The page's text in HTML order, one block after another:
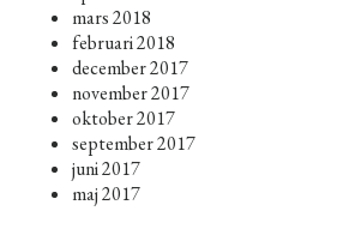
mars 2018
februari 2018
december 2017
november 2017
oktober 2017
september 2017
juni 2017
maj 2017